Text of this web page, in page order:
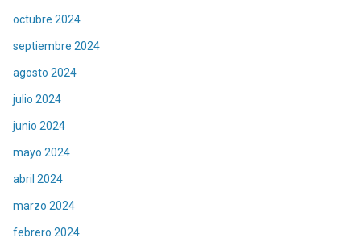
octubre 2024
septiembre 2024
agosto 2024
julio 2024
junio 2024
mayo 2024
abril 2024
marzo 2024
febrero 2024